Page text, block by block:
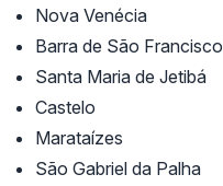
Nova Venécia
Barra de São Francisco
Santa Maria de Jetibá
Castelo
Marataízes
São Gabriel da Palha